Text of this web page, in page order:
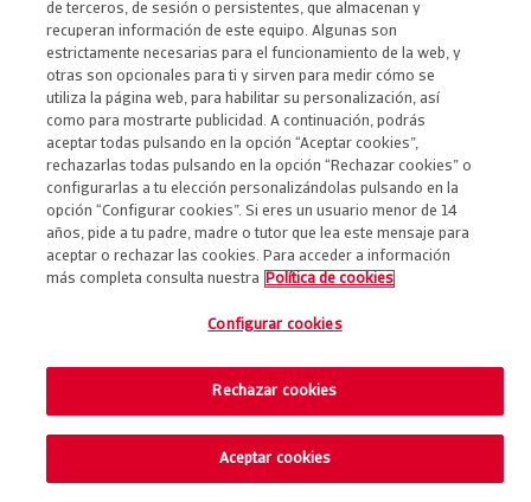
Política de privacidad
Política de cookies
Preferencias de cookies
©2025 GCO
de terceros, de sesión o persistentes, que almacenan y
recuperan información de este equipo. Algunas son
estrictamente necesarias para el funcionamiento de la web, y
otras son opcionales para ti y sirven para medir cómo se
utiliza la página web, para habilitar su personalización, así
como para mostrarte publicidad. A continuación, podrás
aceptar todas pulsando en la opción “Aceptar cookies”,
rechazarlas todas pulsando en la opción “Rechazar cookies” o
configurarlas a tu elección personalizándolas pulsando en la
opción “Configurar cookies”. Si eres un usuario menor de 14
años, pide a tu padre, madre o tutor que lea este mensaje para
aceptar o rechazar las cookies. Para acceder a información
más completa consulta nuestra
Política de cookies
Configurar cookies
Rechazar cookies
Aceptar cookies